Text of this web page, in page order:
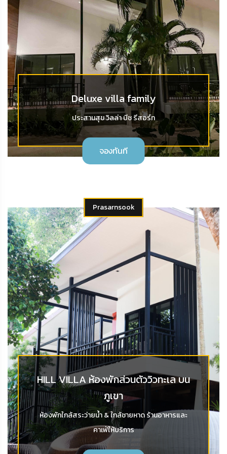
Deluxe villa family
ประสานสุข วิลล่า บีช รีสอร์ท
จองทันที
Prasarnsook
HILL VILLA ห้องพักส่วนตัววิวทะเล บน
ภูเขา
ห้องพักใกล้สระว่ายน้ำ & ใกล้ชายหาด ร้านอาหารและ
คาเฟ่ให้บริการ